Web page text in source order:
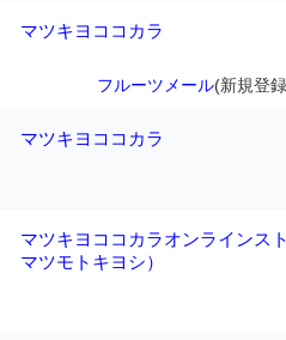
マツキヨココカラ
フルーツメール(新規登
マツキヨココカラ
マツキヨココカラオンラインス
マツモトキヨシ）